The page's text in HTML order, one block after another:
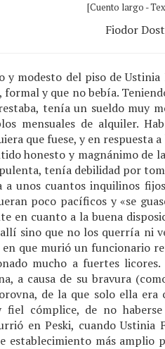
[Cuento largo -
Fiodor
modesto del piso de
y que no bebía.
tenía un sueldo muy
mensuales de alquiler.
que fuese, y en
honesto y magnánimo de
tenía debilidad por
a unos cuantos inquilinos
poco pacíficos y «se
en cuanto a la buena
sino que no los querría ni
que murió un funcionario
mucho a fuertes
a causa de su bravura
de la que solo ella
cómplice, de no
en Peski, cuando
establecimiento más amplio